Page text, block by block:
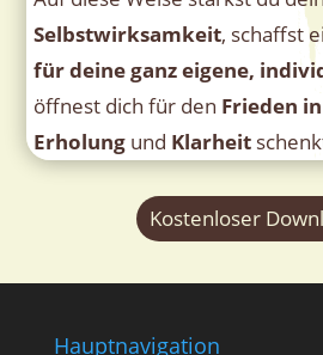
Selbstwirksamkeit, schaffst
für deine ganz eigene,
öffnest dich für den Frieden
Erholung und Klarheit
Kostenloser
Hauptnavigation